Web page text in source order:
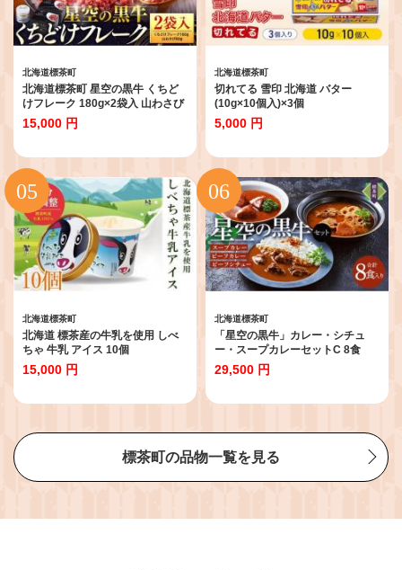
北海道標茶町
北海道標茶町 星空の黒牛 くちど
けフレーク 180g×2袋入 山わさび
80g
15,000 円
北海道標茶町
切れてる 雪印 北海道 バター
(10g×10個入)×3個
5,000 円
北海道標茶町
北海道 標茶産の牛乳を使用 しべ
ちゃ 牛乳 アイス 10個
15,000 円
北海道標茶町
「星空の黒牛」カレー・シチュ
ー・スープカレーセットC 8食
29,500 円
標茶町の品物一覧を見る